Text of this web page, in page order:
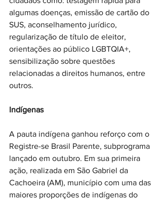
algumas doenças, emissão de cartão do
SUS, aconselhamento jurídico,
regularização de título de eleitor,
orientações ao público LGBTQIA+,
sensibilização sobre questões
relacionadas a direitos humanos, entre
outros.
Indígenas
A pauta indígena ganhou reforço com o
Registre-se Brasil Parente, subprograma
lançado em outubro. Em sua primeira
ação, realizada em São Gabriel da
Cachoeira (AM), município com uma das
maiores proporções de indígenas do